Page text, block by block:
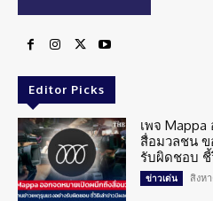
Editor Picks
เพจ
สื่อมวลชน ข
รับผิดชอบ ชี้
ข่าวเด่น สิงห